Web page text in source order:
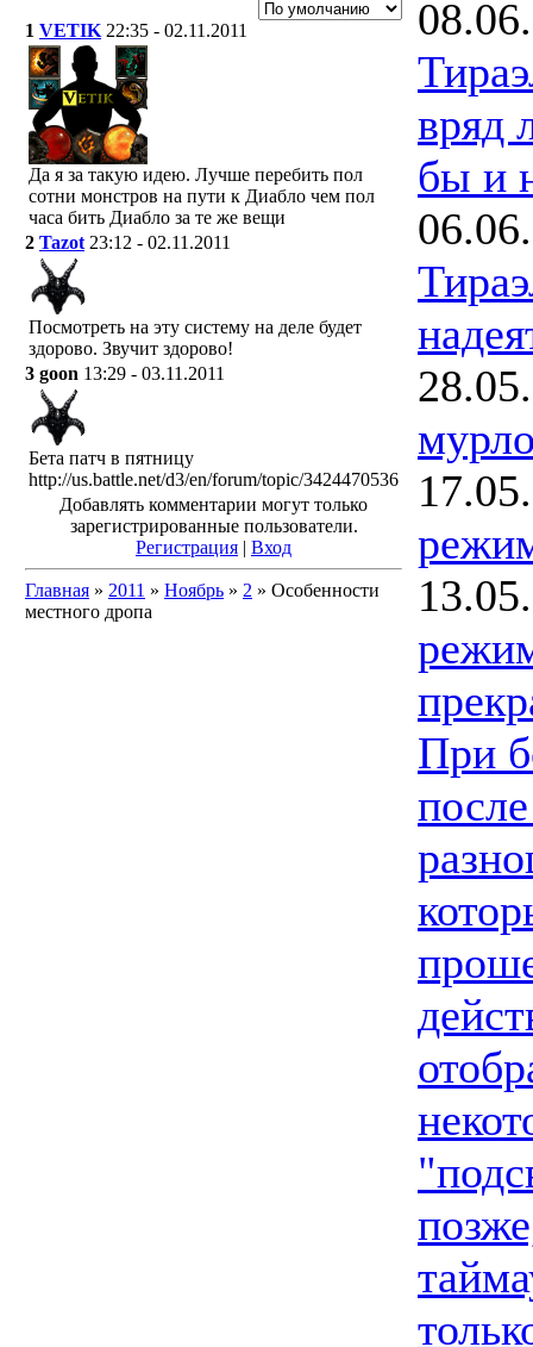
1 VETIK 22:35 - 02.11.2011
Да я за такую идею. Лучше перебить пол
сотни монстров на пути к Диабло чем пол
часа бить Диабло за те же вещи
2 Tazot 23:12 - 02.11.2011
Посмотреть на эту систему на деле будет
здорово. Звучит здорово!
3 goon 13:29 - 03.11.2011
Бета патч в пятницу
http://us.battle.net/d3/en/forum/topic/3424470536
Добавлять комментарии могут только
зарегистрированные пользователи.
Регистрация | Вход
Главная » 2011 » Ноябрь » 2 » Особенности
местного дропа
вряд
бы и
При